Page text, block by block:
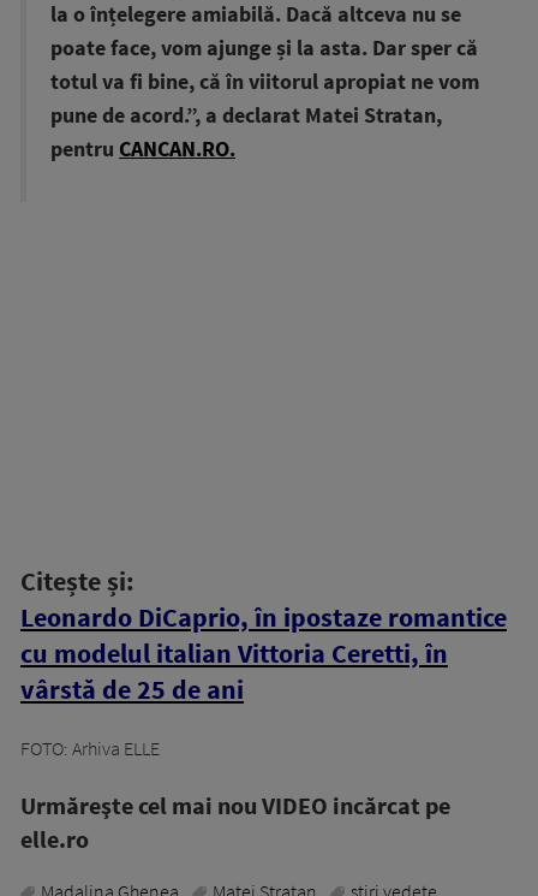
la o înțelegere amiabilă. Dacă altceva nu se
poate face, vom ajunge și la asta. Dar sper că
totul va fi bine, că în viitorul apropiat ne vom
pune de acord.”, a declarat Matei Stratan,
pentru CANCAN.RO.
Citește și:
Leonardo DiCaprio, în ipostaze romantice
cu modelul italian Vittoria Ceretti, în
vârstă de 25 de ani
FOTO: Arhiva ELLE
Urmăreşte cel mai nou VIDEO incărcat pe
elle.ro
Madalina Ghenea Matei Stratan stiri vedete